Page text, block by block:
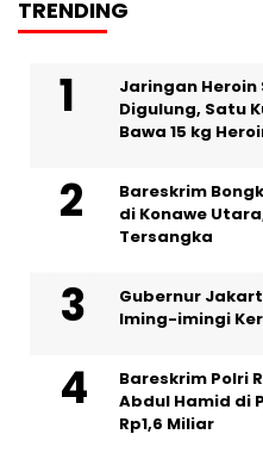
pos
TRENDING
Jaringan
Digulung, Satu
Bawa 15 kg
Bareskrim
di Konawe
Tersangka
Gubernur
Iming-imingi
Bareskrim Polri
Abdul Hamid di
Rp1,6 Miliar